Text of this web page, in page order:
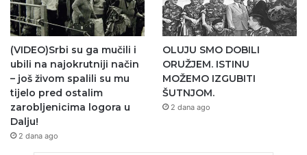
(VIDEO)Srbi su ga mučili i
ubili na najokrutniji način
– još živom spalili su mu
tijelo pred ostalim
zarobljenicima logora u
Dalju!
2 dana ago
OLUJU SMO DOBILI
ORUŽJEM. ISTINU
MOŽEMO IZGUBITI
ŠUTNJOM.
2 dana ago